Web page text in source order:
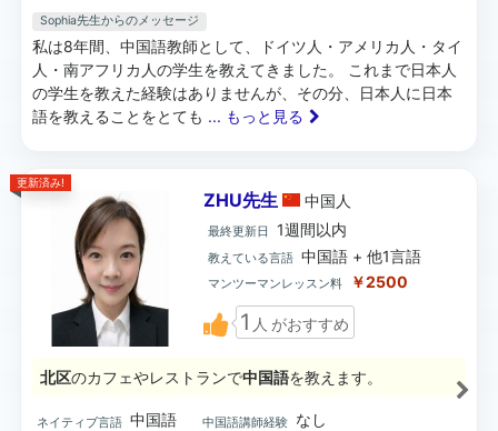
Sophia先生からのメッセージ
私は8年間、中国語教師として、ドイツ人・アメリカ人・タイ
人・南アフリカ人の学生を教えてきました。 これまで日本人
の学生を教えた経験はありませんが、その分、日本人に日本
語を教えることをとても ... もっと見る
更新済み!
ZHU先生 中国 人
最終更新日 1週間以内
教えている言語 中国語 + 他1言語
マンツーマンレッスン料 ￥2500
1 人 がおすすめ
北区のカフェやレストランで中国語を教えます。
ネイティブ言語 中国語 中国語講師経験
なし